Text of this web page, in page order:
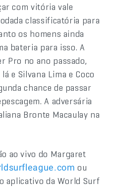
com vitória vale
classificatória para
os homens ainda
bateria para isso. A
Pro no ano passado,
e Silvana Lima e Coco
chance de passar
A adversária
Bronte Macaulay na
ao vivo do Margaret
ou
aplicativo da World Surf